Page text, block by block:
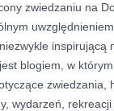
zwiedzaniu na
inspirującą
blogiem, w
zwiedzania,
wydarzeń,